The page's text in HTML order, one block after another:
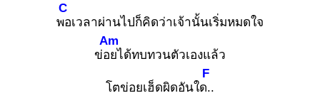
พอ
C
เวลาผ่านไปก็คิดว่าเจ้านั้นเริ่มหมดใจ
ข่อย
Am
ได้ทบทวนตัวเองแล้ว
โตข่อยเฮ็ดผิดอันใด..
F